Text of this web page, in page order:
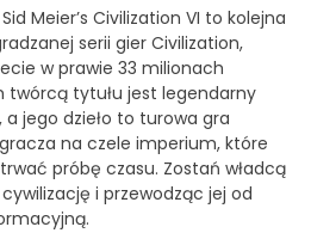
Meier’s Civilization VI to kolejna
serii gier Civilization,
w prawie 33 milionach
twórcą tytułu jest legendarny
jego dzieło to turowa gra
na czele imperium, które
próbę czasu. Zostań władcą
i przewodząc jej od